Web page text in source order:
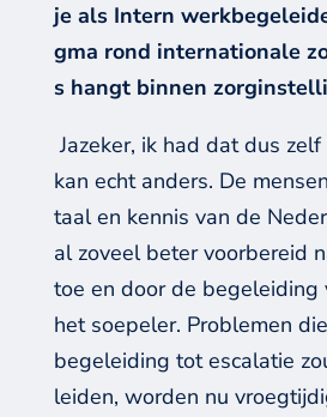
je als Intern
gma rond internationale
s hangt binnen
Jazeker, ik had dat dus
kan echt anders. De
taal en kennis van de
al zoveel beter voorbereid
toe en door de begeleiding
het soepeler. Problemen
begeleiding tot escalatie
leiden, worden nu